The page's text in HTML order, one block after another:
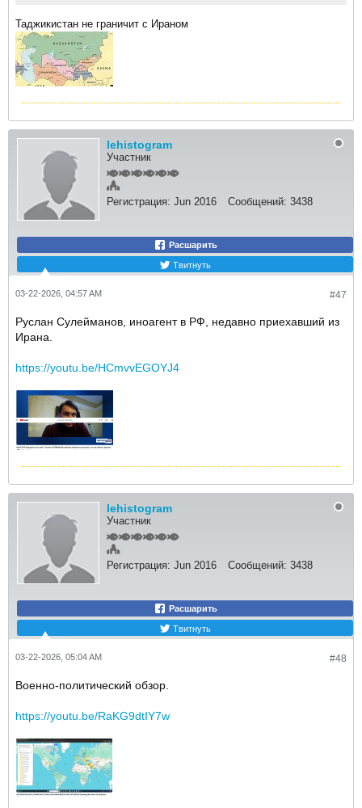
Таджикистан не граничит с Ираном
lehistogram
Участник
Регистрация: Jun 2016 Сообщений: 3438
Расшарить
Твитнуть
#47
03-22-2026, 04:57 AM
Руслан Сулейманов, иноагент в РФ, недавно приехавший из
Ирана.
https://youtu.be/HCmvvEGOYJ4
lehistogram
Участник
Регистрация: Jun 2016 Сообщений: 3438
Расшарить
Твитнуть
#48
03-22-2026, 05:04 AM
Военно-политический обзор.
https://youtu.be/RaKG9dtIY7w